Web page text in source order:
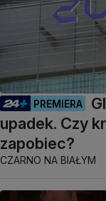
PREMIERA
upadek. Czy
zapobiec?
CZARNO NA BIAŁYM